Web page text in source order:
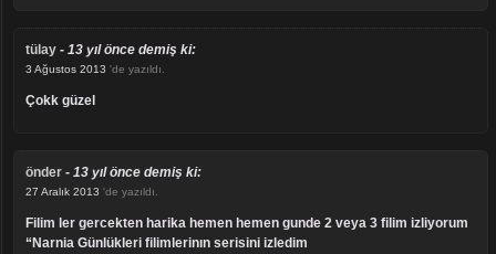
tülay - 13 yıl önce demiş ki:
3 Ağustos 2013 'de yazıldı.
çokk güzel
önder - 13 yıl önce demiş ki:
27 Aralık 2013 'de yazıldı.
filim ler gercekten harika hemen hemen gunde 2 veya 3 filim izliyorum
“Narnia Günlükleri filimlerinın serisini izledim